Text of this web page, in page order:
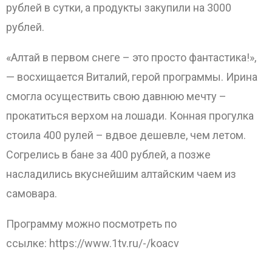
рублей в сутки, а продукты закупили на 3000
рублей.
«Алтай в первом снеге – это просто фантастика!»,
— восхищается Виталий, герой программы. Ирина
смогла осуществить свою давнюю мечту –
прокатиться верхом на лошади. Конная прогулка
стоила 400 рулей – вдвое дешевле, чем летом.
Согрелись в бане за 400 рублей, а позже
насладились вкуснейшим алтайским чаем из
самовара.
Программу можно посмотреть по
ссылке: https://www.1tv.ru/-/koacv